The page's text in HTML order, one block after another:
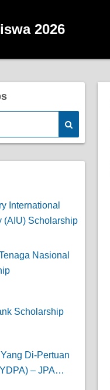
2026
International
(AIU) Scholarship
Nasional
Scholarship
Di-Pertuan
– JPA